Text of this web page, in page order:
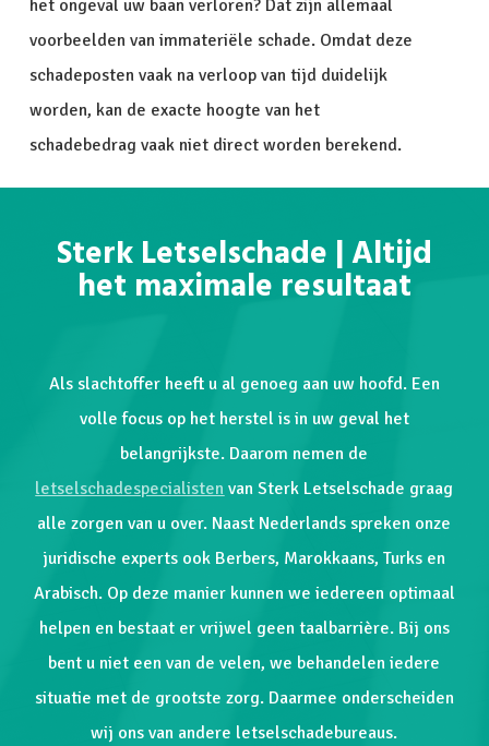
het ongeval uw baan verloren? Dat zijn allemaal
voorbeelden van immateriële schade. Omdat deze
schadeposten vaak na verloop van tijd duidelijk
worden, kan de exacte hoogte van het
schadebedrag vaak niet direct worden berekend.
Sterk Letselschade | Altijd
het maximale resultaat
Als slachtoffer heeft u al genoeg aan uw hoofd. Een
volle focus op het herstel is in uw geval het
belangrijkste. Daarom nemen de
letselschadespecialisten van Sterk Letselschade graag
alle zorgen van u over. Naast Nederlands spreken onze
juridische experts ook Berbers, Marokkaans, Turks en
Arabisch. Op deze manier kunnen we iedereen optimaal
helpen en bestaat er vrijwel geen taalbarrière. Bij ons
bent u niet een van de velen, we behandelen iedere
situatie met de grootste zorg. Daarmee onderscheiden
wij ons van andere letselschadebureaus.